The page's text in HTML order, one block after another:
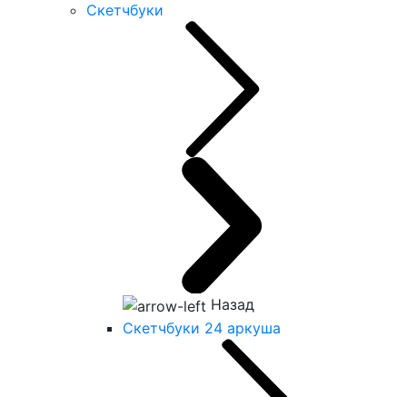
Скетчбуки
Назад
Скетчбуки 24 аркуша